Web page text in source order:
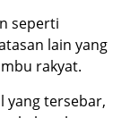
seperti
lain yang
rakyat.
yang tersebar,